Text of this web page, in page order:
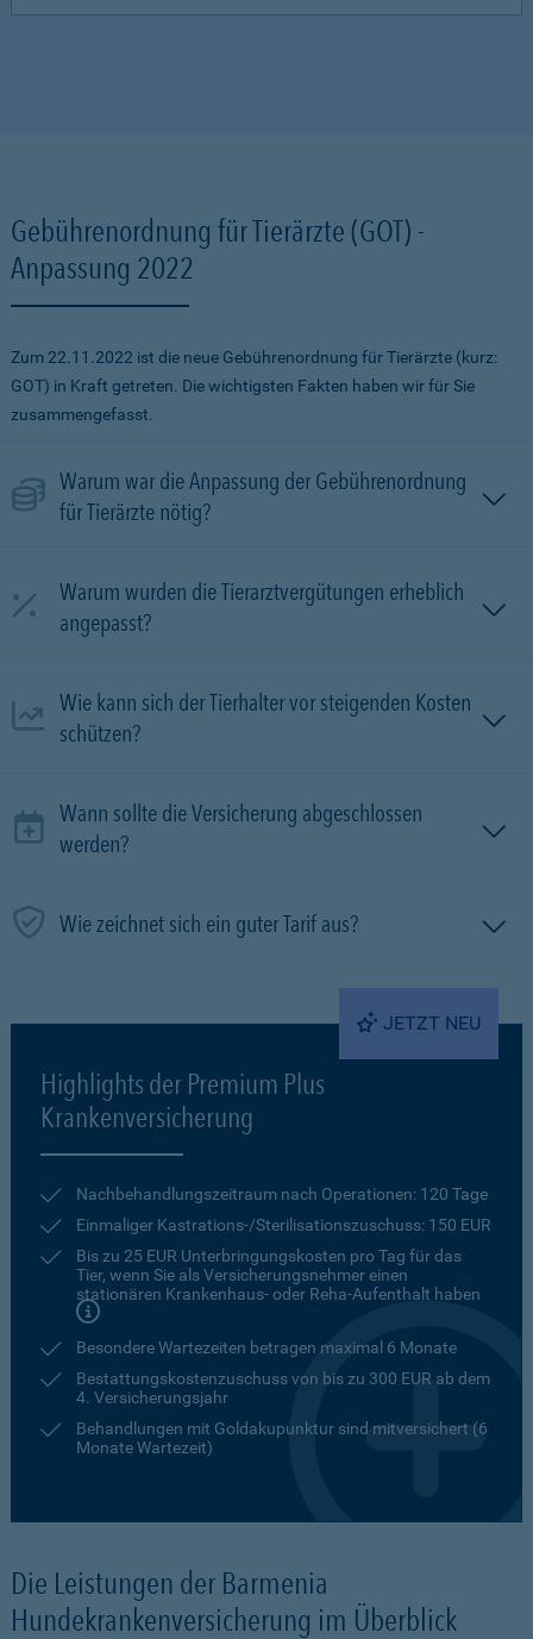
Gebührenordnung für Tierärzte (GOT) -
Anpassung 2022
Zum 22.11.2022 ist die neue Gebührenordnung für Tierärzte (kurz:
GOT) in Kraft getreten. Die wichtigsten Fakten haben wir für Sie
zusammengefasst.
Warum war die Anpassung der Gebührenordnung
für Tierärzte nötig?
Warum wurden die Tierarztvergütungen erheblich
angepasst?
Wie kann sich der Tierhalter vor steigenden Kosten
schützen?
Wann sollte die Versicherung abgeschlossen
werden?
Wie zeichnet sich ein guter Tarif aus?
JETZT NEU
Highlights der Premium Plus
Krankenversicherung
Nachbehandlungszeitraum nach Operationen: 120 Tage
Einmaliger Kastrations-/Sterilisationszuschuss: 150 EUR
Bis zu 25 EUR Unterbringungskosten pro Tag für das
Tier, wenn Sie als Versicherungsnehmer einen
stationären Krankenhaus- oder Reha-Aufenthalt haben
Besondere Wartezeiten betragen maximal 6 Monate
Bestattungskostenzuschuss von bis zu 300 EUR ab dem
4. Versicherungsjahr
Behandlungen mit Goldakupunktur sind mitversichert (6
Monate Wartezeit)
Die Leistungen der Barmenia
Hundekrankenversicherung im Überblick